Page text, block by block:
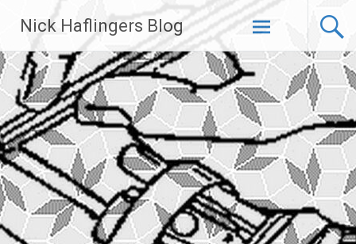
Inhalt
springen
Nick Haflingers Blog